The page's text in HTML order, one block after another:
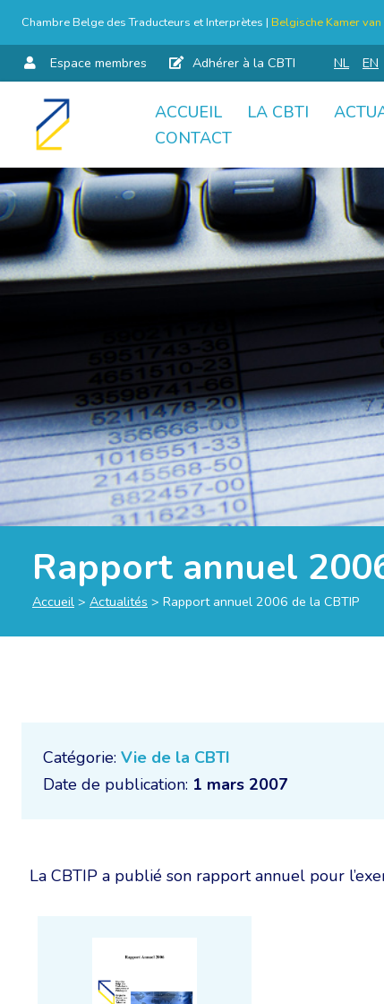
Chambre Belge des Traducteurs et Interprètes | Belgische Kamer
Espace membres Adhérer à la CBTI NL EN
Aller
contenu
ACCUEIL LA CBTI
CONTACT
Rapport annuel
Accueil > Actualités > Rapport annuel 2006 de la CBTIP
Catégorie: Vie de la CBTI
Date de publication: 1 mars 2007
La CBTIP a publié son rapport annuel pour